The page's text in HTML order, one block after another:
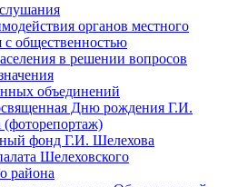
органов местного
с общественностью
в решении вопросов
объединений
Дню рождения Г.И.
фонд Г.И. Шелехова
Шелеховского
района